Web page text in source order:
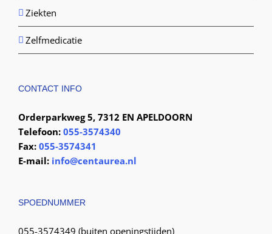
Ziekten
Zelfmedicatie
CONTACT INFO
Orderparkweg 5, 7312 EN APELDOORN
Telefoon: 055-3574340
Fax: 055-3574341
E-mail: info@centaurea.nl
SPOEDNUMMER
055-3574349 (buiten openingstijden)